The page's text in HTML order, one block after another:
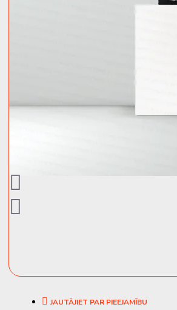
JAUTĀJIET PAR PIEEJAMĪBU